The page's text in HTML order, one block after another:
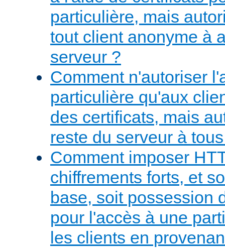
particulière, mais
tout client anonyme à
serveur ?
Comment n'autoriser
particulière qu'aux
des certificats, mais
reste du serveur à
Comment imposer
chiffrements forts, et
base, soit possession
pour l'accès à une
les clients en